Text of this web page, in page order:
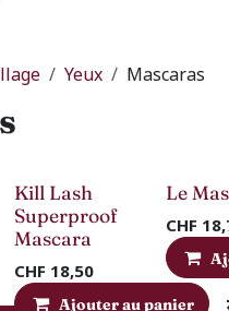
Yeux Mascaras
Kill Lash
Superproof
Mascara
CHF 18,50
Ajouter au panier
Le
CHF